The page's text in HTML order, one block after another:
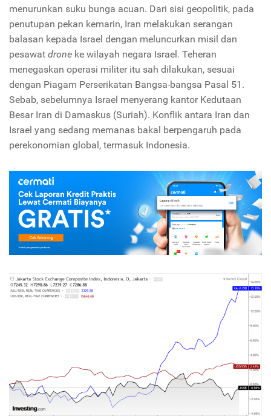
menurunkan suku bunga acuan. Dari sisi geopolitik, pada
penutupan pekan kemarin, Iran melakukan serangan
balasan kepada Israel dengan meluncurkan misil dan
pesawat drone ke wilayah negara Israel. Teheran
menegaskan operasi militer itu sah dilakukan, sesuai
dengan Piagam Perserikatan Bangsa-bangsa Pasal 51.
Sebab, sebelumnya Israel menyerang kantor Kedutaan
Besar Iran di Damaskus (Suriah). Konflik antara Iran dan
Israel yang sedang memanas bakal berpengaruh pada
perekonomian global, termasuk Indonesia.